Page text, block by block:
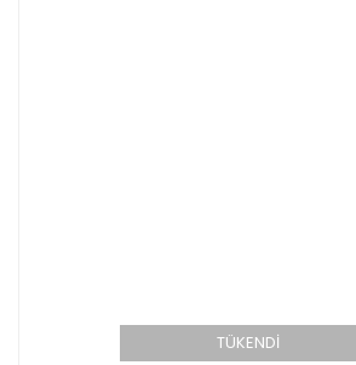
TÜKENDİ